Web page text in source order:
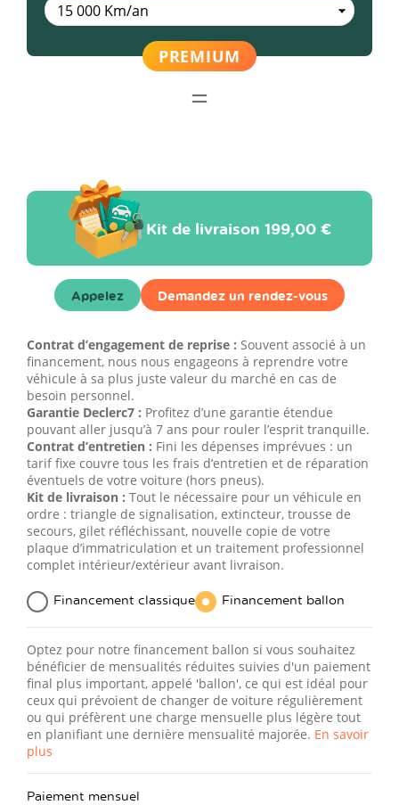
Kit de livraison 199,00 €
Appelez Demandez un rendez-vous
Contrat d’engagement de reprise : Souvent associé à un
financement, nous nous engageons à reprendre votre
véhicule à sa plus juste valeur du marché en cas de
besoin personnel.
Garantie Declerc7 : Profitez d’une garantie étendue
pouvant aller jusqu’à 7 ans pour rouler l’esprit tranquille.
Contrat d’entretien : Fini les dépenses imprévues : un
tarif fixe couvre tous les frais d’entretien et de réparation
éventuels de votre voiture (hors pneus).
Kit de livraison : Tout le nécessaire pour un véhicule en
ordre : triangle de signalisation, extincteur, trousse de
secours, gilet réfléchissant, nouvelle copie de votre
plaque d’immatriculation et un traitement professionnel
complet intérieur/extérieur avant livraison.
Financement classique Financement ballon
Optez pour notre financement ballon si vous souhaitez
bénéficier de mensualités réduites suivies d'un paiement
final plus important, appelé 'ballon', ce qui est idéal pour
ceux qui prévoient de changer de voiture régulièrement
ou qui préfèrent une charge mensuelle plus légère tout
en planifiant une dernière mensualité majorée. En savoir
plus
Paiement mensuel